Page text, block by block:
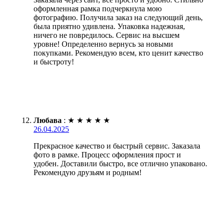
оформленная рамка подчеркнула мою
фотографию. Получила заказ на следующий день,
была приятно удивлена. Упаковка надежная,
ничего не повредилось. Сервис на высшем
уровне! Определенно вернусь за новыми
покупками. Рекомендую всем, кто ценит качество
и быстроту!
Любава : ★ ★ ★ ★ ★
26.04.2025
Прекрасное качество и быстрый сервис. Заказала
фото в рамке. Процесс оформления прост и
удобен. Доставили быстро, все отлично упаковано.
Рекомендую друзьям и родным!